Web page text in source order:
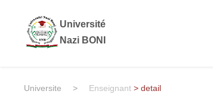
Université
Nazi BONI
Universite > Enseignant > detail